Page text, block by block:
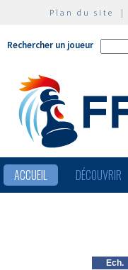
Plan du site |
Rechercher un joueur
ACCUEIL DÉCOUVRIR
Ech.